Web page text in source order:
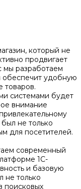
который не
продвигает
мы разработаем
обеспечит удобную
товаров.
системами будет
внимание
не только
для посетителей.
современный
1С-
и базовую
не только
поисковых